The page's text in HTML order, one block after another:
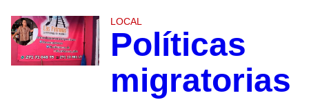
LOCAL
Políticas
migratorias